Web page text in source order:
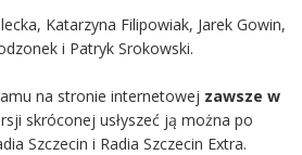
Katarzyna Filipowiak, Jarek Gowin,
i Patryk Srokowski.
na stronie internetowej zawsze w
skróconej usłyszeć ją można po
Szczecin i Radia Szczecin Extra.